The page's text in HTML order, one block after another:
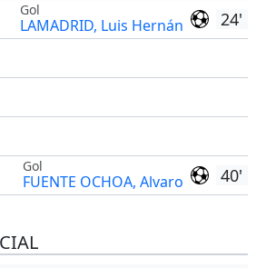
24'
Gol
LAMADRID, Luis Hernán
40'
Gol
FUENTE OCHOA, Alvaro